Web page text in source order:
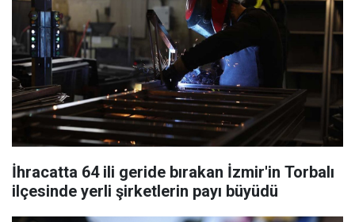
İhracatta 64 ili geride bırakan İzmir'in Torbalı
ilçesinde yerli şirketlerin payı büyüdü